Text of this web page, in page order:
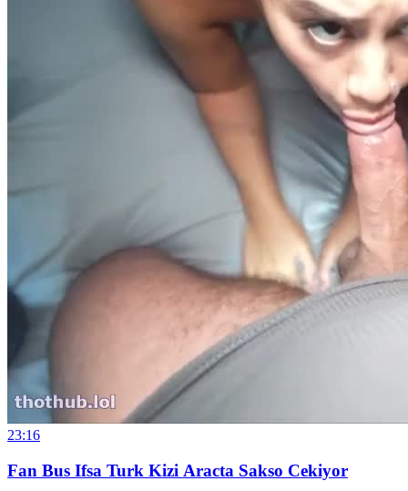
23:16
Fan Bus Ifsa Turk Kizi Aracta Sakso Cekiyor